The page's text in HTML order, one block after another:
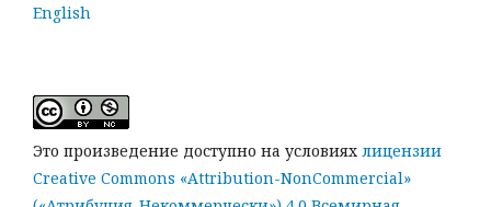
English
Это произведение доступно на условиях лицензии
Creative Commons «Attribution-NonCommercial»